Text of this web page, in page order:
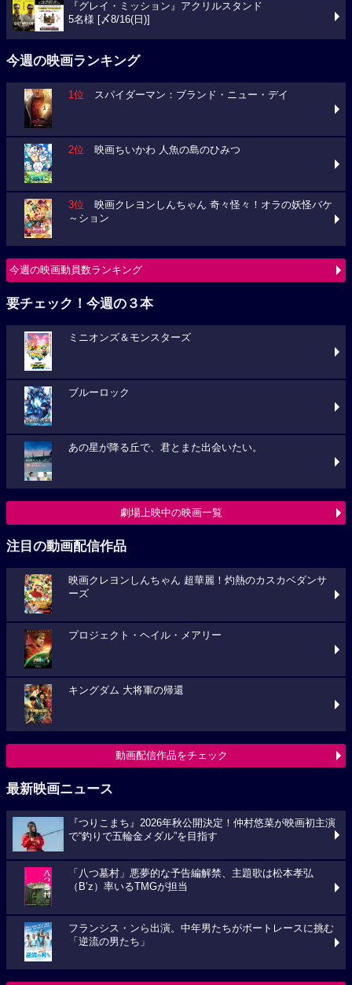
『グレイ・ミッション』アクリルスタンド
5名様 [〆8/16(日)]
今週の映画ランキング
1位 スパイダーマン：ブランド・ニュー・デイ
2位 映画ちいかわ 人魚の島のひみつ
3位 映画クレヨンしんちゃん 奇々怪々！オラの妖怪バケ
～ション
今週の映画動員数ランキング
要チェック！今週の３本
ミニオンズ＆モンスターズ
ブルーロック
あの星が降る丘で、君とまた出会いたい。
劇場上映中の映画一覧
注目の動画配信作品
映画クレヨンしんちゃん 超華麗！灼熱のカスカベダンサ
ーズ
プロジェクト・ヘイル・メアリー
キングダム 大将軍の帰還
動画配信作品をチェック
最新映画ニュース
『つりこまち』2026年秋公開決定！仲村悠菜が映画初主演
で“釣りで五輪金メダル”を目指す
「八つ墓村」悪夢的な予告編解禁、主題歌は松本孝弘
（B’z）率いるTMGが担当
フランシス・ンら出演。中年男たちがボートレースに挑む
「逆流の男たち」